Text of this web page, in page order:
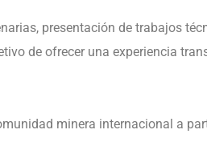
presentación de trabajos
de ofrecer una experiencia
minera internacional a